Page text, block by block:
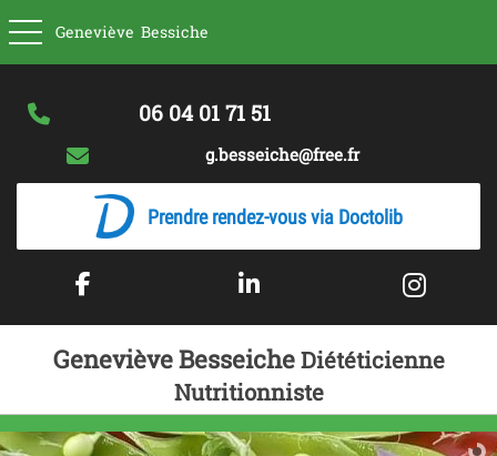
Geneviève Bessiche
Basculer la navigation
06 04 01 71 51
g.besseiche@free.fr
Prendre rendez-vous via Doctolib
Geneviève BesseicheDiététicienne
Nutritionniste